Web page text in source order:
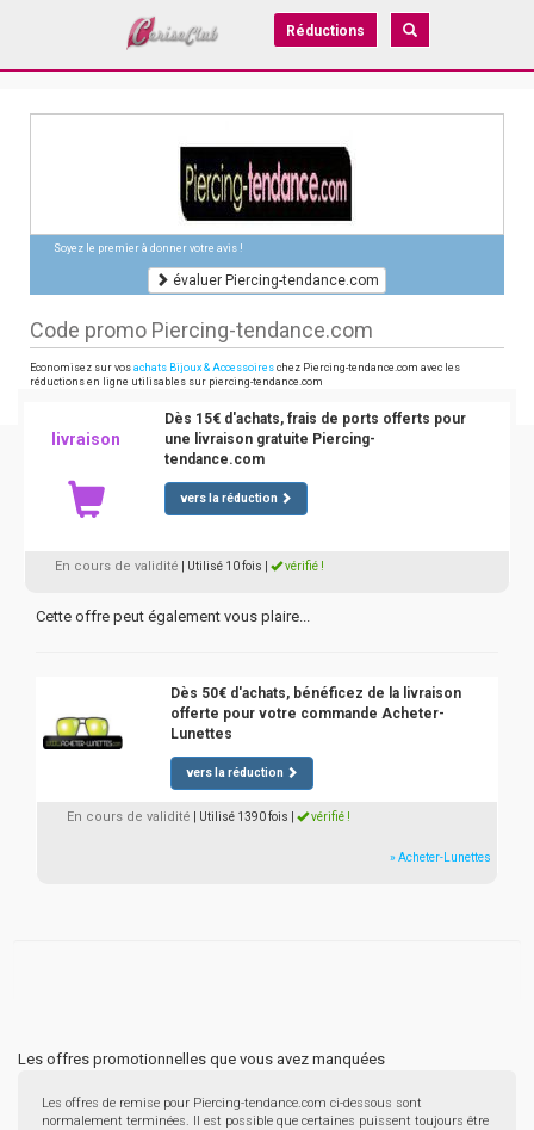
Réductions
Soyez le premier à donner votre avis !
évaluer Piercing-tendance.com
Code promo Piercing-tendance.com
Economisez sur vos achats Bijoux & Accessoires chez Piercing-tendance.com avec les
réductions en ligne utilisables sur piercing-tendance.com
livraison
Dès 15€ d'achats, frais de ports offerts pour
une livraison gratuite Piercing-
tendance.com
vers la réduction
En cours de validité | Utilisé 10 fois vérifié !
Cette offre peut également vous plaire...
Dès 50€ d'achats, bénéficez de la livraison
offerte pour votre commande Acheter-
Lunettes
vers la réduction
En cours de validité | Utilisé 1390 fois vérifié !
» Acheter-Lunettes
Les offres promotionnelles que vous avez manquées
Les offres de remise pour Piercing-tendance.com ci-dessous sont
normalement terminées. Il est possible que certaines puissent toujours être